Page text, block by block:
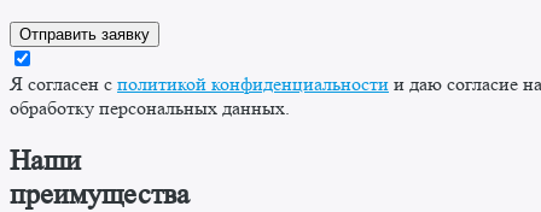
Я согласен с политикой конфиденциальности и даю согласие на
обработку персональных данных.
Наши
преимущества